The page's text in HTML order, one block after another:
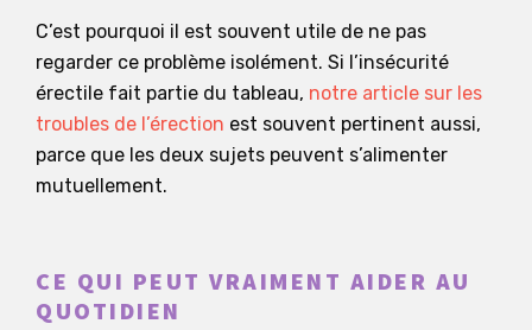
C’est pourquoi il est souvent utile de ne pas
regarder ce problème isolément. Si l’insécurité
érectile fait partie du tableau, notre article sur les
troubles de l’érection est souvent pertinent aussi,
parce que les deux sujets peuvent s’alimenter
mutuellement.
CE QUI PEUT VRAIMENT AIDER AU
QUOTIDIEN